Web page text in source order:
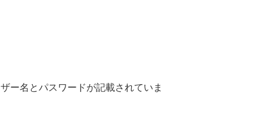
ー名とパスワードが記載されていま